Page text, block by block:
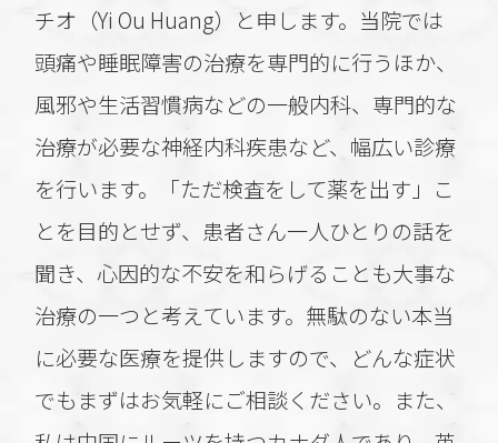
ご不便、ご迷惑おかけしますが、お間違えの
ないようお願いいたします。
緊急の場合はお近くの救急外来へご連絡くだ
さい。
2025.09.19
【９月 長期休暇のお知らせ】
９月21日（日）～９月28日（日）
まで長期休暇とさせていただきます。
大変ご迷惑をおかけいたしますがよろしくお
願いいたします。
チオ（Yi Ou Huang）と申します。当院では
頭痛や睡眠障害の治療を専門的に行うほか、
風邪や生活習慣病などの一般内科、専門的な
治療が必要な神経内科疾患など、幅広い診療
を行います。「ただ検査をして薬を出す」こ
とを目的とせず、患者さん一人ひとりの話を
聞き、心因的な不安を和らげることも大事な
治療の一つと考えています。無駄のない本当
に必要な医療を提供しますので、どんな症状
でもまずはお気軽にご相談ください。また、